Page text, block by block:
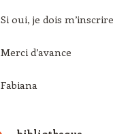
Si oui, je dois
Merci d’avance
Fabiana